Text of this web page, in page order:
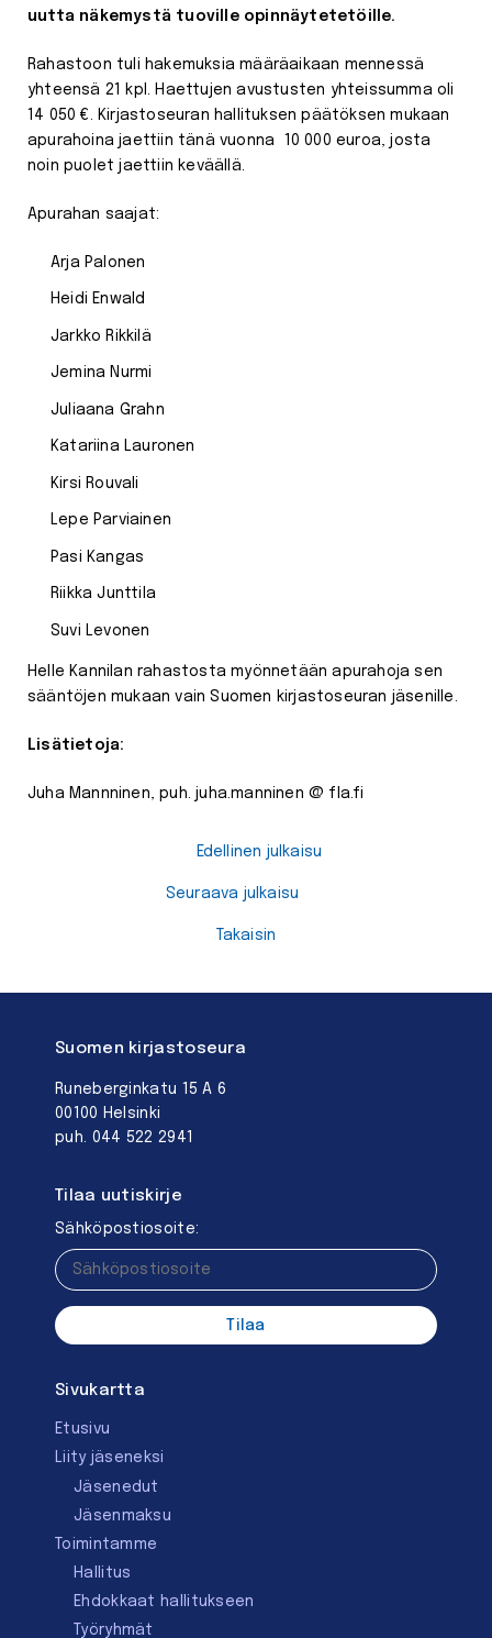
uutta näkemystä tuoville opinnäytetetöille.
Rahastoon tuli hakemuksia määräaikaan mennessä
yhteensä 21 kpl. Haettujen avustusten yhteissumma oli
14 050 €. Kirjastoseuran hallituksen päätöksen mukaan
apurahoina jaettiin tänä vuonna 10 000 euroa, josta
noin puolet jaettiin keväällä.
Apurahan saajat:
Arja Palonen
Heidi Enwald
Jarkko Rikkilä
Jemina Nurmi
Juliaana Grahn
Katariina Lauronen
Kirsi Rouvali
Lepe Parviainen
Pasi Kangas
Riikka Junttila
Suvi Levonen
Helle Kannilan rahastosta myönnetään apurahoja sen
sääntöjen mukaan vain Suomen kirjastoseuran jäsenille.
Lisätietoja:
Juha Mannninen, puh. juha.manninen @ fla.fi
Edellinen julkaisu
Takaisin
Seuraava julkaisu
Suomen kirjastoseura
Runeberginkatu 15 A 6
00100 Helsinki
puh. 044 522 2941
Tilaa uutiskirje
Sähköpostiosoite:
Sivukartta
Etusivu
Liity jäseneksi
Jäsenedut
Jäsenmaksu
Toimintamme
Hallitus
Ehdokkaat hallitukseen
Työryhmät